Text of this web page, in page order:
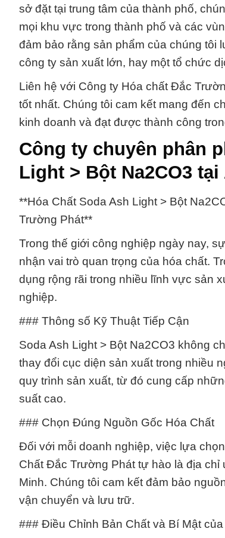
sở đặt tại trung tâm của thành phố,
mọi khu vực trong thành phố và các
đảm bảo rằng sản phẩm của chúng tôi
công ty sản xuất lớn, hay một tổ chức
Liên hệ với Công ty Hóa chất Đắc
tốt nhất. Chúng tôi cam kết mang đến
kinh doanh và đạt được thành công
Công ty chuyên phân
Light > Bột Na2CO3 tại
**Hóa Chất Soda Ash Light > Bột
Trường Phát**
Trong thế giới công nghiệp ngày nay,
nhận vai trò quan trọng của hóa chất.
dụng rộng rãi trong nhiều lĩnh vực sản
nghiệp.
### Thông số Kỹ Thuật Tiếp Cận
Soda Ash Light > Bột Na2CO3 không
thay đổi cục diện sản xuất trong nhiều
quy trình sản xuất, từ đó cung cấp
suất cao.
### Chọn Đúng Nguồn Gốc Hóa Chất
Đối với mỗi doanh nghiệp, việc lựa
Chất Đắc Trường Phát tự hào là địa chỉ
Minh. Chúng tôi cam kết đảm bảo
vận chuyển và lưu trữ.
### Điều Chỉnh Bản Chất và Bí Mật